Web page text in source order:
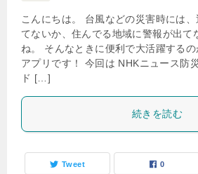
こんにちは。 台風などの災害時には
てないか、住んでる地域に警報が出て
ね。 そんなときに便利で大活躍する
アプリです！ 今回は NHKニュース防
ド […]
続きを読む
Tweet 0